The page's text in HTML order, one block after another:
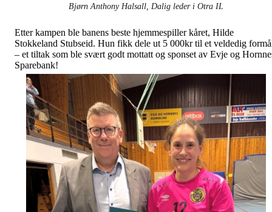
Bjørn Anthony Halsall, Dalig leder i Otra IL
Etter kampen ble banens beste hjemmespiller kåret, Hilde
Stokkeland Stubseid. Hun fikk dele ut 5 000kr til et veldedig
– et tiltak som ble svært godt mottatt og sponset av Evje og
Sparebank!